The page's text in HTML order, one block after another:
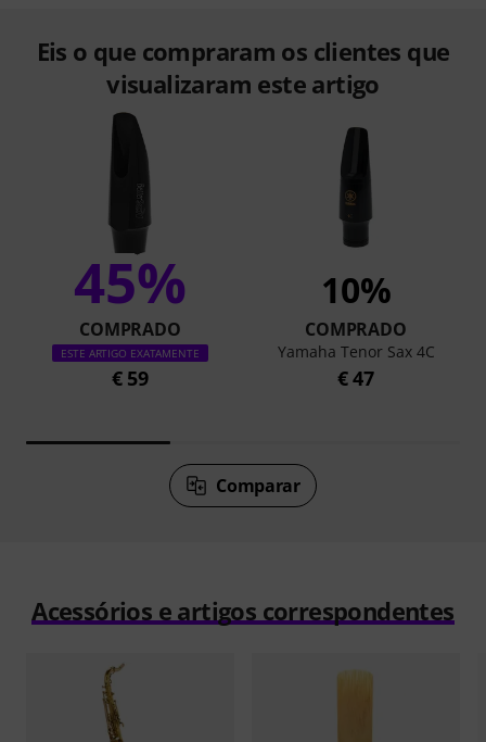
Eis o que compraram os clientes que
visualizaram este artigo
45%
COMPRADO
ESTE ARTIGO EXATAMENTE
€ 59
10%
COMPRADO
Yamaha Tenor Sax 4C
€ 47
Comparar
Acessórios e artigos correspondentes